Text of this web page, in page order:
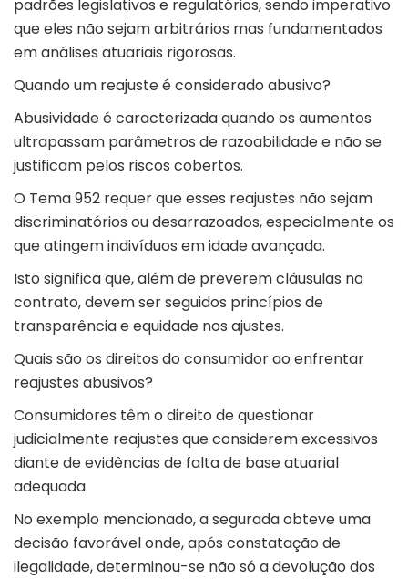
padrões legislativos e regulatórios, sendo imperativo
que eles não sejam arbitrários mas fundamentados
em análises atuariais rigorosas.
Quando um reajuste é considerado abusivo?
Abusividade é caracterizada quando os aumentos
ultrapassam parâmetros de razoabilidade e não se
justificam pelos riscos cobertos.
O Tema 952 requer que esses reajustes não sejam
discriminatórios ou desarrazoados, especialmente os
que atingem indivíduos em idade avançada.
Isto significa que, além de preverem cláusulas no
contrato, devem ser seguidos princípios de
transparência e equidade nos ajustes.
Quais são os direitos do consumidor ao enfrentar
reajustes abusivos?
Consumidores têm o direito de questionar
judicialmente reajustes que considerem excessivos
diante de evidências de falta de base atuarial
adequada.
No exemplo mencionado, a segurada obteve uma
decisão favorável onde, após constatação de
ilegalidade, determinou-se não só a devolução dos